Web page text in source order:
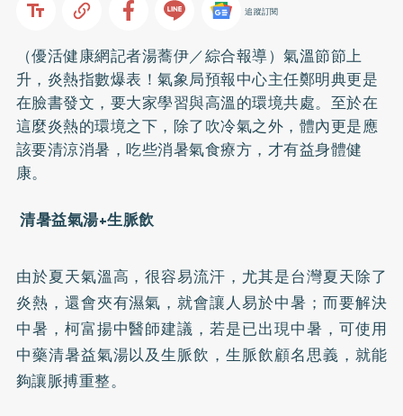
追蹤訂閱
（優活健康網記者湯蕎伊／綜合報導）氣溫節節上
升，炎熱指數爆表！氣象局預報中心主任鄭明典更是
在臉書發文，要大家學習與高溫的環境共處。至於在
這麼炎熱的環境之下，除了吹冷氣之外，體內更是應
該要清涼消暑，吃些消暑氣食療方，才有益身體健
康。
清暑益氣湯+生脈飲
由於夏天氣溫高，很容易流汗，尤其是台灣夏天除了
炎熱，還會夾有濕氣，就會讓人易於中暑；而要解決
中暑，柯富揚中醫師建議，若是已出現中暑，可使用
中藥清暑益氣湯以及生脈飲，生脈飲顧名思義，就能
夠讓脈搏重整。